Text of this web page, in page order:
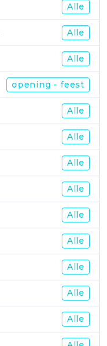
Alle
Alle
Alle
opening - feest
Alle
Alle
Alle
Alle
Alle
Alle
Alle
Alle
Alle